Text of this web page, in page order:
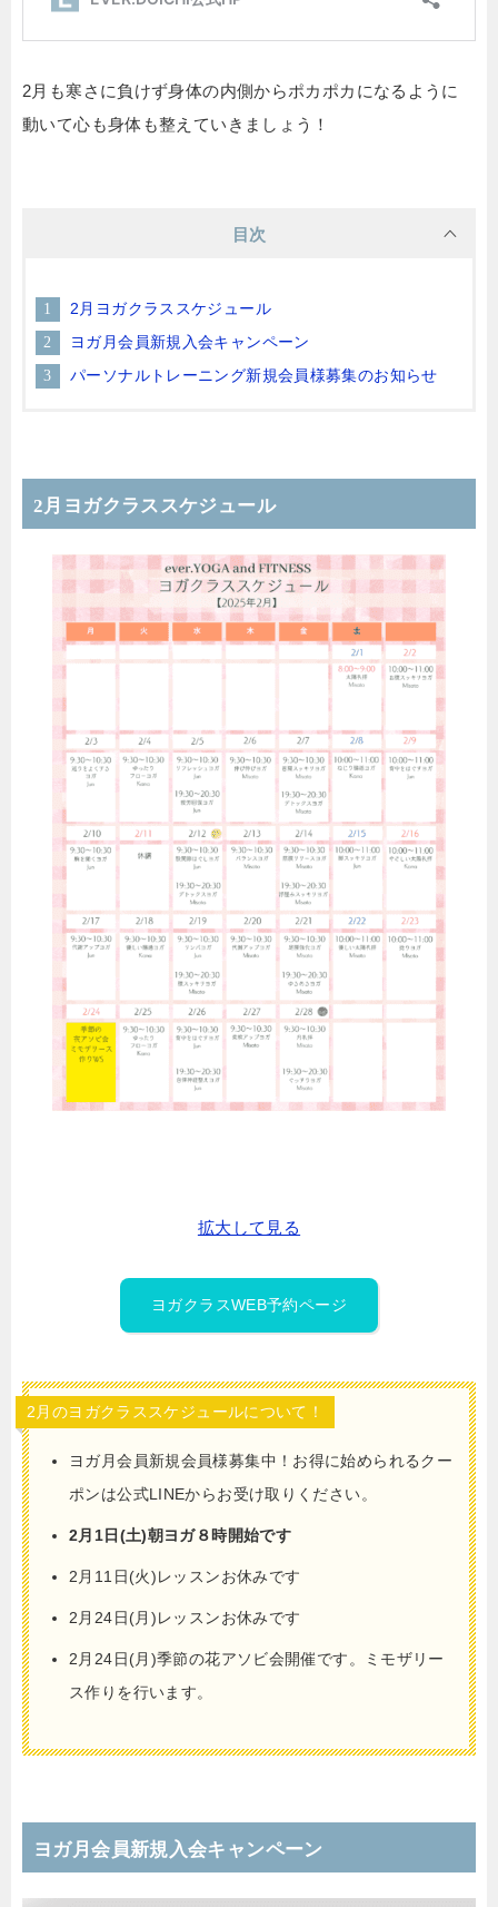
2月も寒さに負けず身体の内側からポカポカになるように
動いて心も身体も整えていきましょう！
目次
2月ヨガクラススケジュール
ヨガ月会員新規入会キャンペーン
パーソナルトレーニング新規会員様募集のお知らせ
2月ヨガクラススケジュール
拡大して見る
ヨガクラスWEB予約ページ
2月のヨガクラススケジュールについて！
ヨガ月会員新規会員様募集中！お得に始められるクー
ポンは公式LINEからお受け取りください。
2月1日(土)朝ヨガ８時開始です
2月11日(火)レッスンお休みです
2月24日(月)レッスンお休みです
2月24日(月)季節の花アソビ会開催です。ミモザリー
ス作りを行います。
ヨガ月会員新規入会キャンペーン